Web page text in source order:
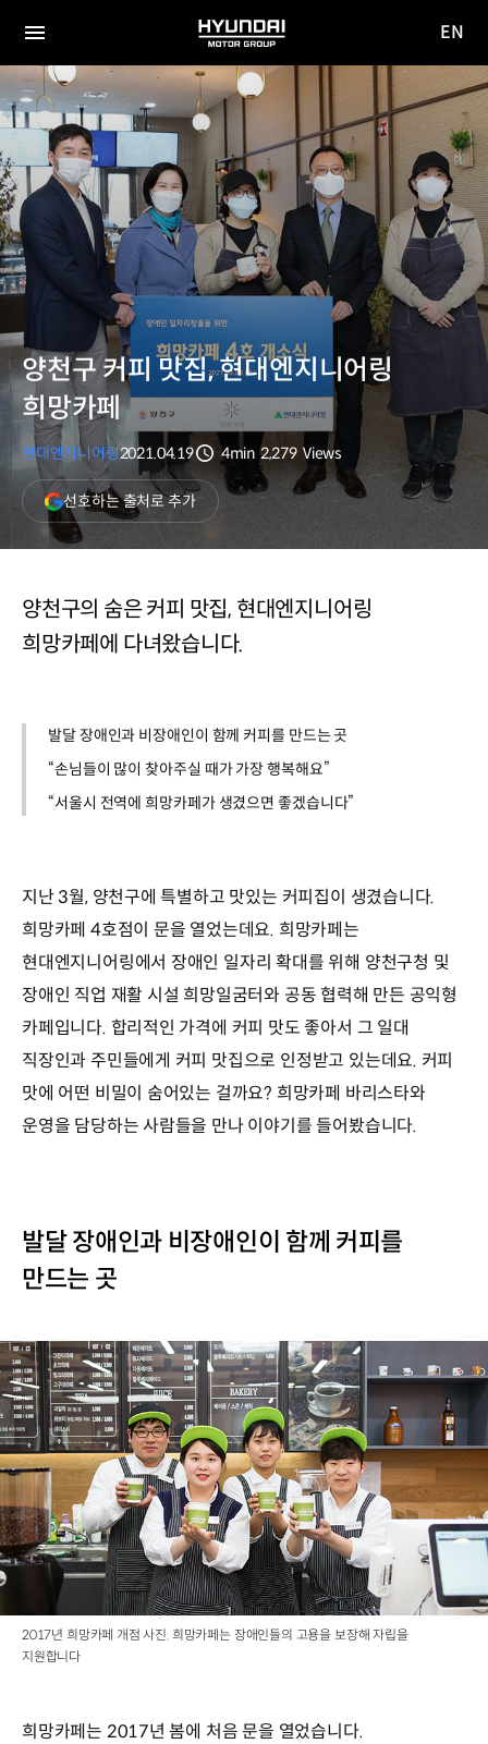
전체
메뉴
HYUNDAI
MOTOR
GROUP
사이
이동
EN
양천구 커피 맛집, 현대엔지니어링
희망카페
현대엔지니어링2021.04.19
분량
4min
조회수
2,279 Views
선호하는 출처로 추가(새
창
열림)
양천구의 숨은 커피 맛집, 현대엔지니어링
희망카페에 다녀왔습니다.
발달 장애인과 비장애인이 함께 커피를 만드는 곳
“손님들이 많이 찾아주실 때가 가장 행복해요”
“서울시 전역에 희망카페가 생겼으면 좋겠습니다”
지난 3월, 양천구에 특별하고 맛있는 커피집이 생겼습니다.
희망카페 4호점이 문을 열었는데요. 희망카페는
현대엔지니어링에서 장애인 일자리 확대를 위해 양천구청 및
장애인 직업 재활 시설 희망일굼터와 공동 협력해 만든 공익형
카페입니다. 합리적인 가격에 커피 맛도 좋아서 그 일대
직장인과 주민들에게 커피 맛집으로 인정받고 있는데요. 커피
맛에 어떤 비밀이 숨어있는 걸까요? 희망카페 바리스타와
운영을 담당하는 사람들을 만나 이야기를 들어봤습니다.
발달 장애인과 비장애인이 함께 커피를
만드는 곳
2017년 희망카페 개점 사진. 희망카페는 장애인들의 고용을 보장해 자립을
지원합니다
희망카페는 2017년 봄에 처음 문을 열었습니다.